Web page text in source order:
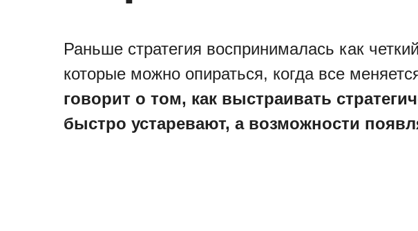
Раньше стратегия воспринималась как
которые можно опираться, когда все
говорит о том, как выстраивать
быстро устаревают, а возможности